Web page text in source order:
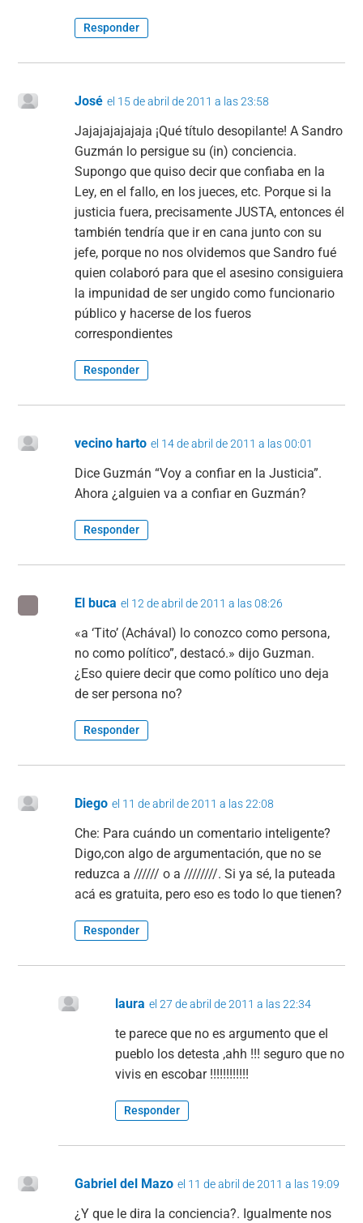
Responder
José el 15 de abril de 2011 a las 23:58
Jajajajajajaja ¡Qué título desopilante! A Sandro
Guzmán lo persigue su (in) conciencia.
Supongo que quiso decir que confiaba en la
Ley, en el fallo, en los jueces, etc. Porque si la
justicia fuera, precisamente JUSTA, entonces él
también tendría que ir en cana junto con su
jefe, porque no nos olvidemos que Sandro fué
quien colaboró para que el asesino consiguiera
la impunidad de ser ungido como funcionario
público y hacerse de los fueros
correspondientes
Responder
vecino harto el 14 de abril de 2011 a las 00:01
Dice Guzmán “Voy a confiar en la Justicia”.
Ahora ¿alguien va a confiar en Guzmán?
Responder
El buca el 12 de abril de 2011 a las 08:26
«a ‘Tito’ (Achával) lo conozco como persona,
no como político”, destacó.» dijo Guzman.
¿Eso quiere decir que como político uno deja
de ser persona no?
Responder
Diego el 11 de abril de 2011 a las 22:08
Che: Para cuándo un comentario inteligente?
Digo,con algo de argumentación, que no se
reduzca a ////// o a ////////. Si ya sé, la puteada
acá es gratuita, pero eso es todo lo que tienen?
Responder
laura el 27 de abril de 2011 a las 22:34
te parece que no es argumento que el
pueblo los detesta ,ahh !!! seguro que no
vivis en escobar !!!!!!!!!!!!
Responder
Gabriel del Mazo el 11 de abril de 2011 a las 19:09
¿Y que le dira la conciencia?. Igualmente nos